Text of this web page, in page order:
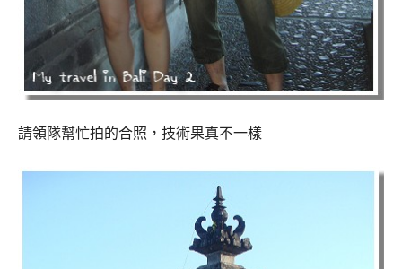
請領隊幫忙拍的合照，技術果真不一樣